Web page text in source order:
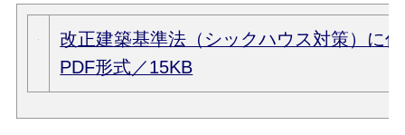
改正建築基準法（シックハウス対策）に
PDF形式／15KB